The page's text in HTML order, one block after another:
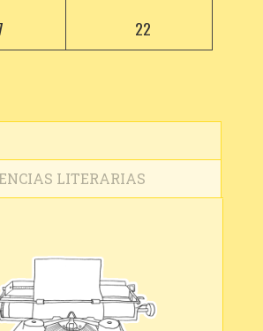
22
LITERARIAS